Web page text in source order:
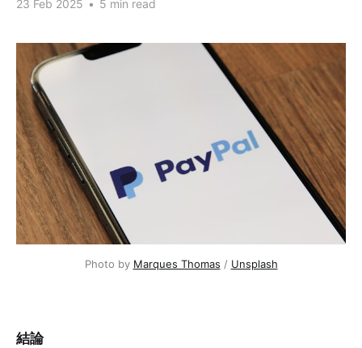
23 Feb 2025 • 5 min read
Photo by Marques Thomas / Unsplash
結論